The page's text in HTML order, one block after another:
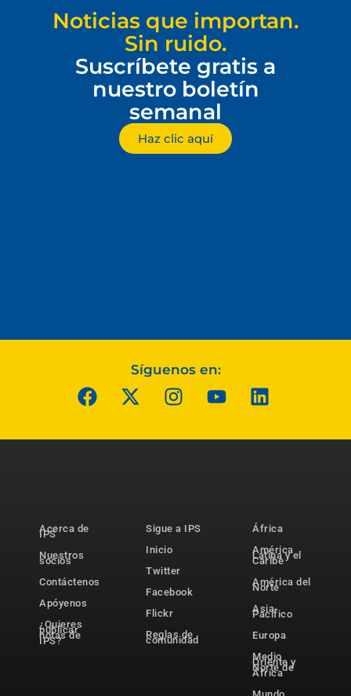
Noticias que importan.
Sin ruido.
Suscríbete gratis a
nuestro boletín
semanal
Haz clic aquí
Síguenos en:
Acerca de
IPS
Nuestros
socios
Contáctenos
Apóyenos
¿Quieres
publicar
notas de
IPS?
Sigue a IPS
Inicio
Twitter
Facebook
Flickr
Reglas de
comunidad
África
América
Latina y el
Caribe
América del
Norte
Asia-
Pacífico
Europa
Medio
Oriente y
Norte de
África